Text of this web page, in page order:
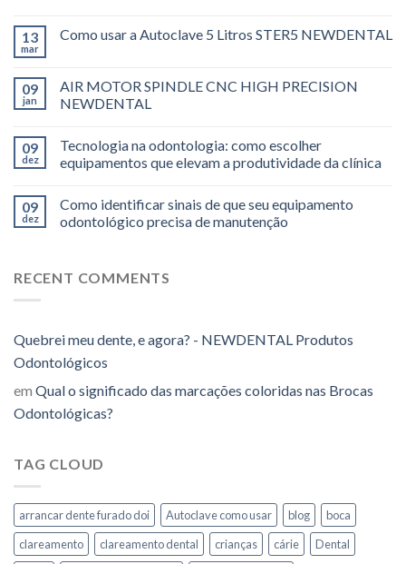
13
mar
Como usar a Autoclave 5 Litros STER5 NEWDENTAL
09
jan
AIR MOTOR SPINDLE CNC HIGH PRECISION
NEWDENTAL
09
dez
Tecnologia na odontologia: como escolher
equipamentos que elevam a produtividade da clínica
09
dez
Como identificar sinais de que seu equipamento
odontológico precisa de manutenção
RECENT COMMENTS
Quebrei meu dente, e agora? - NEWDENTAL Produtos
Odontológicos
em Qual o significado das marcações coloridas nas Brocas
Odontológicas?
TAG CLOUD
arrancar dente furado doi Autoclave como usar blog
boca
clareamento
clareamento dental crianças cárie
Dental